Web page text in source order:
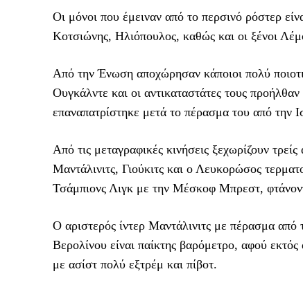
Οι μόνοι που έμειναν από το περσινό ρόστερ
Κοτσιώνης, Ηλιόπουλος, καθώς και οι ξένοι
Από την Ένωση αποχώρησαν κάποιοι πολύ
Ουγκάλντε και οι αντικαταστάτες τους
επαναπατρίστηκε μετά το πέρασμα του από την
Από τις μεταγραφικές κινήσεις ξεχωρίζουν
Μαντάλινιτς, Γιούκιτς και ο Λευκορώσος
Τσάμπιονς Λιγκ με την Μέσκοφ Μπρεστ,
Ο αριστερός ίντερ Μαντάλινιτς με πέρασμα
Βερολίνου είναι παίκτης βαρόμετρο, αφού
με ασίστ πολύ εξτρέμ και πίβοτ.